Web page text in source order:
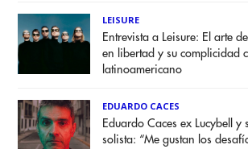
LEISURE
Entrevista a Leisure: El arte
en libertad y su complicidad
latinoamericano
EDUARDO CACES
Eduardo Caces ex Lucybell y
solista: “Me gustan los